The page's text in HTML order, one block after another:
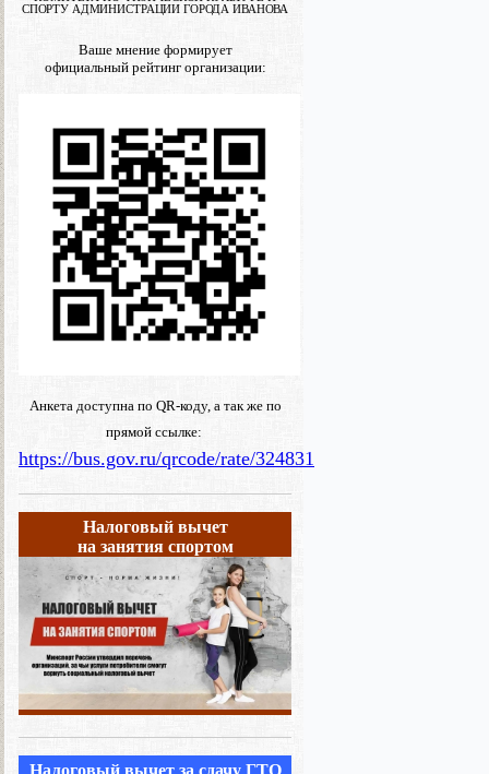
СПОРТУ АДМИНИСТРАЦИИ ГОРОДА ИВАНОВА
Ваше мнение формирует
официальный рейтинг организации:
Анкета доступна по QR-коду, а так же по
прямой ссылке:
https://bus.gov.ru/qrcode/rate/324831
Налоговый вычет
на занятия спортом